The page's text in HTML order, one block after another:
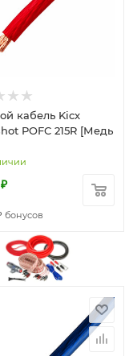
кабель Kicx
POFC 215R [Медь
₽
бонусов